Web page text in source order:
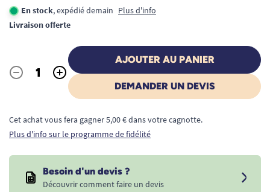
En stock, expédié demain Plus d'info
Livraison offerte
Quantité
- +
AJOUTER AU PANIER
DEMANDER UN DEVIS
Cet achat vous fera gagner 5,00 € dans votre cagnotte.
Plus d'info sur le programme de fidélité
Besoin d'un devis ?
Découvrir comment faire un devis